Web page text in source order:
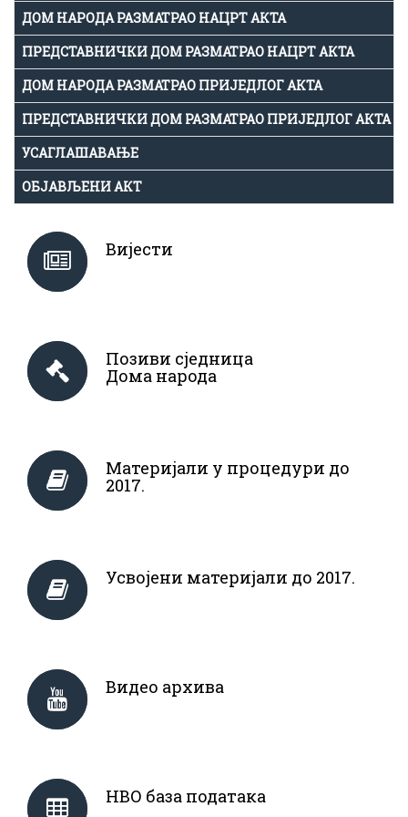
ДОМ НАРОДА РАЗМАТРАО НАЦРТ АКТА
ПРЕДСТАВНИЧКИ ДОМ РАЗМАТРАО НАЦРТ АКТА
ДОМ НАРОДА РАЗМАТРАО ПРИЈЕДЛОГ АКТА
ПРЕДСТАВНИЧКИ ДОМ РАЗМАТРАО ПРИЈЕДЛОГ АКТА
УСАГЛАШАВАЊЕ
ОБЈАВЉЕНИ АКТ
Вијести
Позиви сједница
Дома народа
Материјали у процедури до
2017.
Усвојени материјали до 2017.
Видео архива
НВО база података